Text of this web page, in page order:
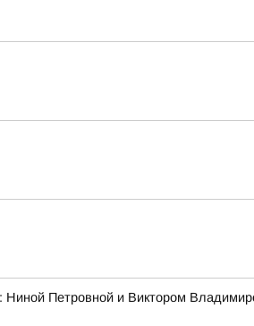
Ниной Петровной и Виктором